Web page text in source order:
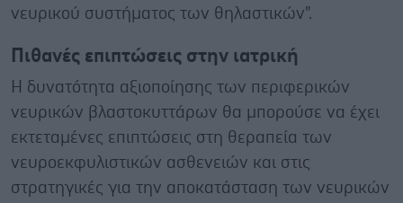
νευρικού συστήματος των θηλαστικών".
Πιθανές επιπτώσεις στην ιατρική
Η δυνατότητα αξιοποίησης των περιφερικών
νευρικών βλαστοκυττάρων θα μπορούσε να έχει
εκτεταμένες επιπτώσεις στη θεραπεία των
νευροεκφυλιστικών ασθενειών και στις
στρατηγικές για την αποκατάσταση των νευρικών